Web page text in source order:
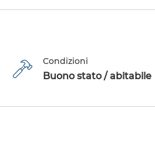
Condizioni
Buono stato / abitabile